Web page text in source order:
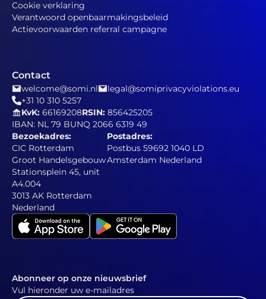
Cookie verklaring
Verantwoord openbaarmakingsbeleid
Actievoorwaarden referral campagne
Contact
welcome@somi.nl
legal@somiprivacyviolations.eu
+31 10 310 5257
KvK: 66169208RSIN: 856425205
IBAN: NL 79 BUNQ 2066 6319 49
Bezoekadres:
CIC Rotterdam
Groot Handelsgebouw
Stationsplein 45, unit
A4.004
3013 AK Rotterdam
Nederland
Postadres:
Postbus 59692 1040 LD
Amsterdam Nederland
Abonneer op onze nieuwsbrief
Vul hieronder uw e-mailadres